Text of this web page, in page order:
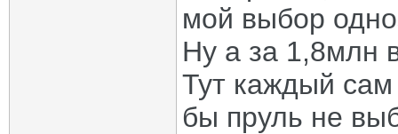
мой выбор
Ну а за 1,8млн
Тут каждый сам
бы пруль не